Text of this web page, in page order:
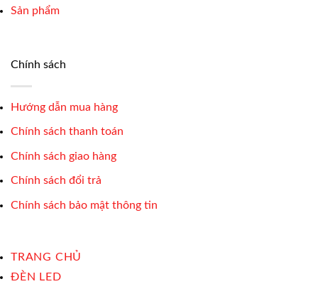
Sản phẩm
Chính sách
Hướng dẫn mua hàng
Chính sách thanh toán
Chính sách giao hàng
Chính sách đổi trả
Chính sách bảo mật thông tin
TRANG CHỦ
ĐÈN LED